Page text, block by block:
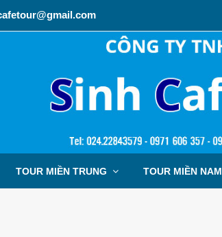
TOUR MIỀN TRUNG TOUR MIỀN NAM